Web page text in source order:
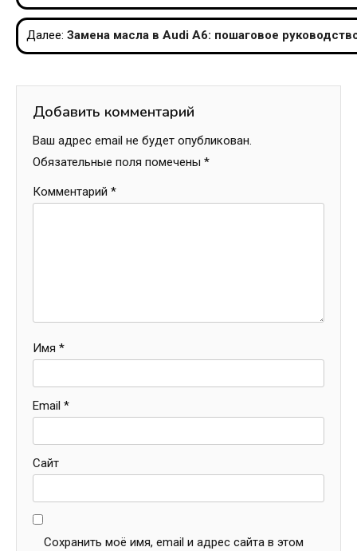
по
записям
Далее: Замена масла в Audi A6: пошаговое
Добавить комментарий
Ваш адрес email не будет опубликован.
Обязательные поля помечены *
Комментарий *
Имя *
Email *
Сайт
Сохранить моё имя, email и адрес сайта в этом